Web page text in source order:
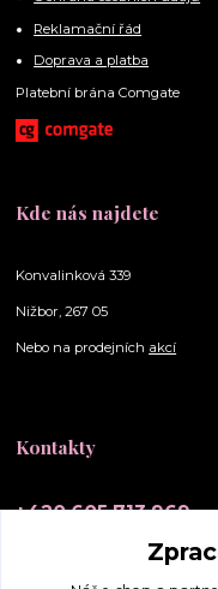
Reklamační řád
Doprava a platba
Platební brána Comgate
Kde nás najdete
Konvalinková 339
Nižbor, 267 05
Nebo na prodejních akcí
Kontakty
+420 605 713 969